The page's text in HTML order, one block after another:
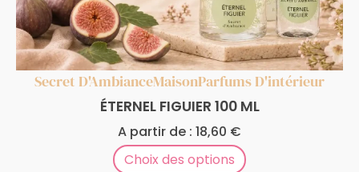
Secret D'AmbianceMaisonParfums D'intérieur
ÉTERNEL FIGUIER 100 ML
A partir de : 18,60 €
Choix des options